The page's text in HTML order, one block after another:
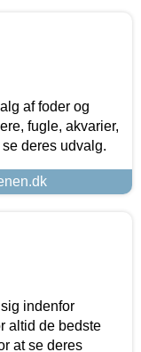
af foder og
fugle, akvarier,
deres udvalg.
indenfor
altid de bedste
at se deres